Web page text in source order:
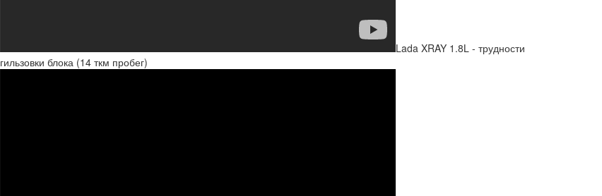
Lada XRAY 1.8L - трудности
гильзовки блока (14 ткм пробег)